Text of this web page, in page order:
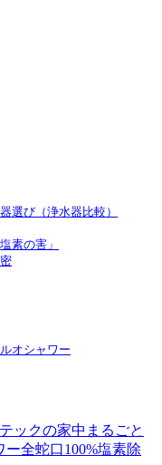
選び（浄水器比較）
素の害」
オシャワー
ックの家中まるごと
全蛇口100%塩素除